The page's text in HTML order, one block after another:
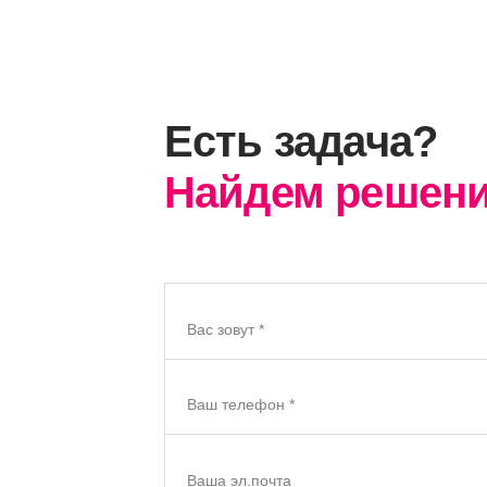
Есть задача?
Найдем
Вас зовут *
Ваш телефон *
Ваша эл.почта